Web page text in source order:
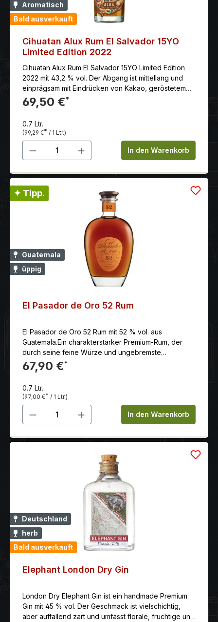
Aromatisch
Bald ausverkauft
Cihuatan Alux Rum El Salvador 15YO
Limited Edition 2022
Cihuatan Alux Rum El Salvador 15YO Limited Edition
2022 mit 43,2 % vol. Der Abgang ist mittellang und
einprägsam mit Eindrücken von Kakao, geröstetem
Mais und wieder Zimt.
69,50 €*
0.7 Ltr.
(99,29 €* / 1 Ltr.)
Produkt Anzahl: Gib denIn den Warenkorb
✦ Tipp.
Guatemala
üppig
El Pasador de Oro 52 Rum
El Pasador de Oro 52 Rum mit 52 % vol. aus
Guatemala.Ein charakterstarker Premium-Rum, der
durch seine feine Würze und ungebremste
Geschmackstiefe begeistert
67,90 €*
0.7 Ltr.
(97,00 €* / 1 Ltr.)
Produkt Anzahl: Gib denIn den Warenkorb
Deutschland
herb
Bald ausverkauft
Elephant London Dry Gin
London Dry Elephant Gin ist ein handmade Premium
Gin mit 45 % vol. Der Geschmack ist vielschichtig,
aber auffallend zart und umfasst florale, fruchtige und